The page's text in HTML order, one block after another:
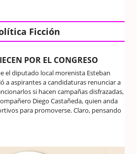
Ficción
POR EL CONGRESO
el diputado local morenista Esteban
a aspirantes a candidaturas renunciar a
si hacen campañas disfrazadas,
Diego Castañeda, quien anda
para promoverse. Claro, pensando